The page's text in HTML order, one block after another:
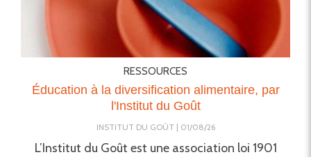
RESSOURCES
Éducation à la diversification alimentaire, par
l'Institut du Goût
INSTITUT DU GOÛT 01/08/26
L’Institut du Goût est une association loi 1901